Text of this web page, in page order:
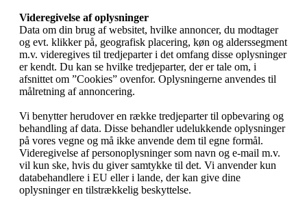
Videregivelse af oplysninger
Data om din brug af websitet, hvilke annoncer, du modtager
og evt. klikker på, geografisk placering, køn og alderssegment
m.v. videregives til tredjeparter i det omfang disse oplysninger
er kendt. Du kan se hvilke tredjeparter, der er tale om, i
afsnittet om ”Cookies” ovenfor. Oplysningerne anvendes til
målretning af annoncering.
Vi benytter herudover en række tredjeparter til opbevaring og
behandling af data. Disse behandler udelukkende oplysninger
på vores vegne og må ikke anvende dem til egne formål.
Videregivelse af personoplysninger som navn og e-mail m.v.
vil kun ske, hvis du giver samtykke til det. Vi anvender kun
databehandlere i EU eller i lande, der kan give dine
oplysninger en tilstrækkelig beskyttelse.